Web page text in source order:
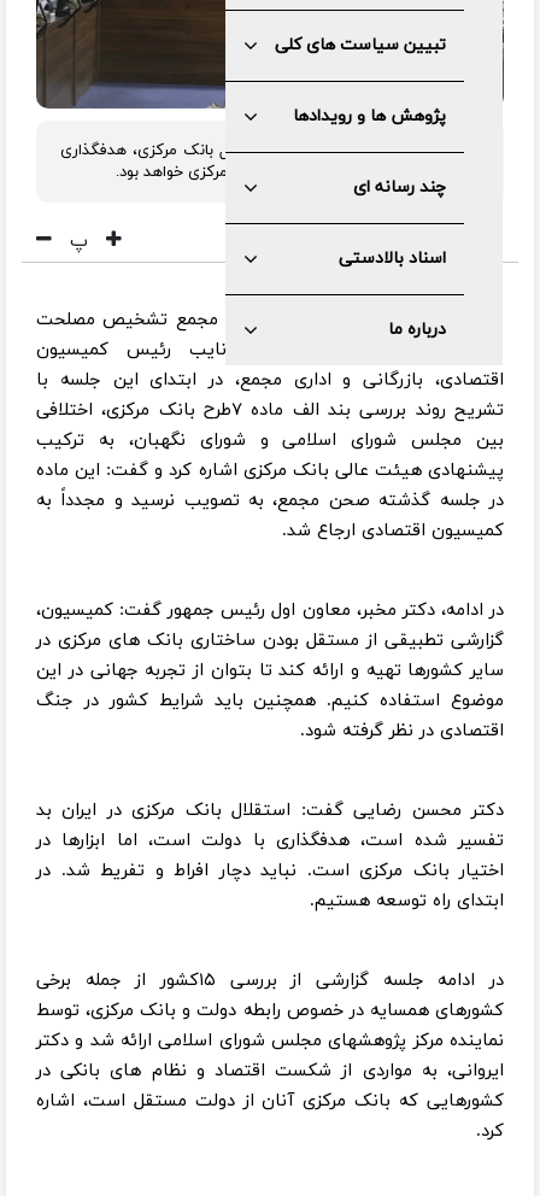
تبیین سیاست های کلی
پژوهش ها و رویدادها
چند رسانه ای
اسناد بالادستی
درباره ما
دکتر محسن رضایی: در مفهوم استقلال بانک مرکزی، هدفگذاری
با دولت است، اما ابزارها در اختیار بانک مرکزی خواهد بود.
پ
به گزارش مرکز رسانه و روابط عمومی مجمع تشخیص مصلحت
نظام، مهندس محمدرضا باهنر نایب رئیس کمیسیون
اقتصادی، بازرگانی و اداری مجمع، در ابتدای این جلسه با
تشریح روند بررسی بند الف ماده ۷طرح بانک مرکزی، اختلافی
بین مجلس شورای اسلامی و شورای نگهبان، به ترکیب
پیشنهادی هیئت عالی بانک مرکزی اشاره کرد و گفت: این ماده
در جلسه گذشته صحن مجمع، به تصویب نرسید و مجدداً به
کمیسیون اقتصادی ارجاع شد.
در ادامه، دکتر مخبر، معاون اول رئیس جمهور گفت: کمیسیون،
گزارشی تطبیقی از مستقل بودن ساختاری بانک های مرکزی در
سایر کشورها تهیه و ارائه کند تا بتوان از تجربه جهانی در این
موضوع استفاده کنیم. همچنین باید شرایط کشور در جنگ
اقتصادی در نظر گرفته شود.
دکتر محسن رضایی گفت: استقلال بانک مرکزی در ایران بد
تفسیر شده است، هدفگذاری با دولت است، اما ابزارها در
اختیار بانک مرکزی است. نباید دچار افراط و تفریط شد. در
ابتدای راه توسعه هستیم.
در ادامه جلسه گزارشی از بررسی ۱۵کشور از جمله برخی
کشورهای همسایه در خصوص رابطه دولت و بانک مرکزی، توسط
نماینده مرکز پژوهشهای مجلس شورای اسلامی ارائه شد و دکتر
ایروانی، به مواردی از شکست اقتصاد و نظام های بانکی در
کشورهایی که بانک مرکزی آنان از دولت مستقل است، اشاره
کرد.